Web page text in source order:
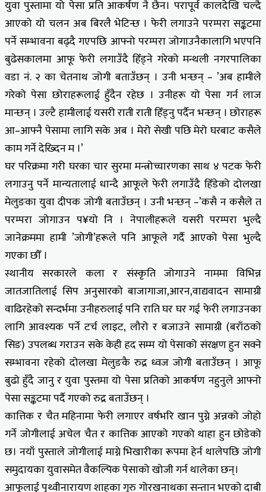
युवा पुस्तामा यो पेसा प्रति आकर्षण नै छैन। परापूर्व कालदेखि चल्दै
आएको यो चलन अब बिरलै भेटिन्छ । फेरी लगाउने परम्परा सङ्कटमा
पर्ने सम्भावना बढ्दै गएपछि आफ्नो परम्परा जोगाउनैकालागि भएपनि
बुढेसकालमा आफू फेरी लगाउँदै हिँड्ने गरेको मन्थली नगरपालिका
वडा नं. २ का चेतनाथ जोगी बताउँछन् । उनी भन्छन् – ’अब हामीले
गरेको पेसा छोराहरूलाई हुँदैन रहेछ । उनीहरू यो पेसा गर्न लाज
मान्छन् । उल्टै हामीलाई यसरी राती राती हिँड्नु पर्दैन भन्छन् । छोराहरू
आ–आफ्नै पेसामा लागि सके अब । मेरो सेखी पछि मेरो घरबाट कसैले
काम गर्ने देख्दिन म ।’
घर परिक्रमा गरी घरका चार सुरमा मन्त्रोच्चारणका साथ ४ पटक फेरी
लगाउनु पर्ने मान्यतालाई धान्दै आफूले फेरी लगाउँदै हिँडेको दोलखा
मेलुङका युवा दीपक जोगी बताउँछन् । उनी भन्छन् –’कसै न कसैले त
परम्परा जोगाउन प¥यो नि । नेपालीहरूले यसरी परम्परा भुल्दै
जानेक्रममा हामी ’जोगी’हरूले पनि आफूले गर्दै आएको पेसा भुल्दै
गएका छौँ ।
स्थानीय सरकारले कला र संस्कृति जोगाउने नाममा विभिन्न
जातजातिलाई सिप अनुसारको बाजागाजा,आरन,वाद्यवादन सामाग्री
वाढिरहेको सन्दर्भमा उनीहरुलाई पनि राति घर घर गई फेरी लगाउनका
लागि आवश्यक पर्ने टर्च लाइट, लौरो र बजाउने सामाग्री (बराँठको
सिङ) उपलब्ध गराउन सके केही हद सम्म यो पेसाको संरक्षण हुन सक्ने
सम्भावना रहेको दोलखा मेलुङकै रुद्र ध्वज जोगी बताउँछन् । आफू
बुढो हुँदै जानु र युवा पुस्तमा यो पेसा प्रतिको आकर्षण नहुनुले आफ्नो
पेसा सङ्कटमा पर्दै गएको रुद्र बताउँछन् ।
कात्तिक र चैत महिनामा फेरी लगाएर वर्षभरि खान पुग्ने अन्नको जोहो
गर्ने जोगीलाई अचेल चैत र कात्तिक आएको गएको थाहा हुन छोडेको
छ। नयाँ पुस्ताले जोगीलाई माग्ने भिखारीका रूपमा हेर्न थालेपछि जोगी
समुदायका युवासमेत वैकल्पिक पेसाको खोजी गर्न थालेका छन्।
आफूलाई पृथ्वीनारायण शाहका गुरु गोरखनाथका सन्तान भएको दाबी